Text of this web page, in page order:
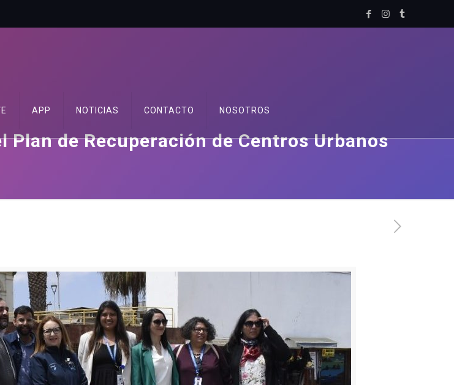
APP NOTICIAS CONTACTO NOSOTROS
de Recuperación de Centros Urbanos